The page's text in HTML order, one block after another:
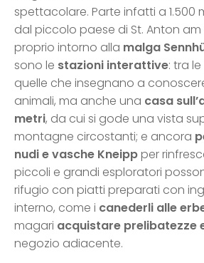
spettacolare. Parte infatti a 1.500
dal piccolo paese di St. Anton am
proprio intorno alla malga
sono le stazioni interattive: tra
quelle che insegnano a
animali, ma anche una casa
metri, da cui si gode una vista
montagne circostanti; e ancora
nudi e vasche Kneippper
piccoli e grandi esploratori
rifugio con piatti preparati con
interno, come i canederli alle
magari acquistare prelibatezze
negozio adiacente.